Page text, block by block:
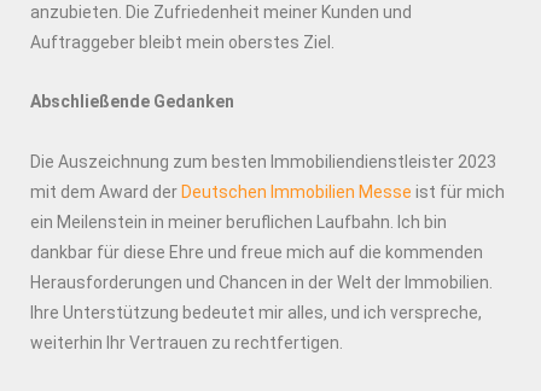
anzubieten. Die Zufriedenheit meiner Kunden und
Auftraggeber bleibt mein oberstes Ziel.
Abschließende Gedanken
Die Auszeichnung zum besten Immobiliendienstleister 2023
mit dem Award derDeutschen Immobilien Messe ist für mich
ein Meilenstein in meiner beruflichen Laufbahn. Ich bin
dankbar für diese Ehre und freue mich auf die kommenden
Herausforderungen und Chancen in der Welt der Immobilien.
Ihre Unterstützung bedeutet mir alles, und ich verspreche,
weiterhin Ihr Vertrauen zu rechtfertigen.